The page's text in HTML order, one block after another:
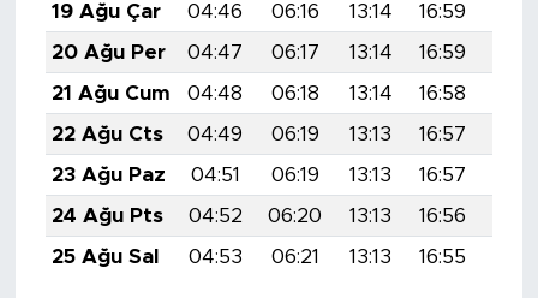
19 Ağu Çar
04:46 06:16 13:14 16:59
20 Ağu Per
04:47 06:17 13:14 16:59
21 Ağu Cum
04:48 06:18 13:14 16:58
22 Ağu Cts
04:49 06:19 13:13 16:57
23 Ağu Paz
04:51 06:19 13:13 16:57
24 Ağu Pts
04:52 06:20 13:13 16:56
25 Ağu Sal
04:53 06:21 13:13 16:55